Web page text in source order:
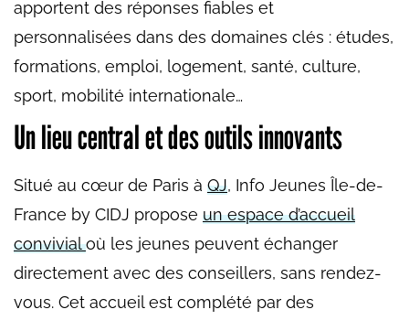
apportent des réponses fiables et
personnalisées dans des domaines clés : études,
formations, emploi, logement, santé, culture,
sport, mobilité internationale…
Un lieu central et des outils innovants
Situé au cœur de Paris à QJ, Info Jeunes Île-de-
France by CIDJ propose un espace d’accueil
convivialoù les jeunes peuvent échanger
directement avec des conseillers, sans rendez-
vous. Cet accueil est complété par des